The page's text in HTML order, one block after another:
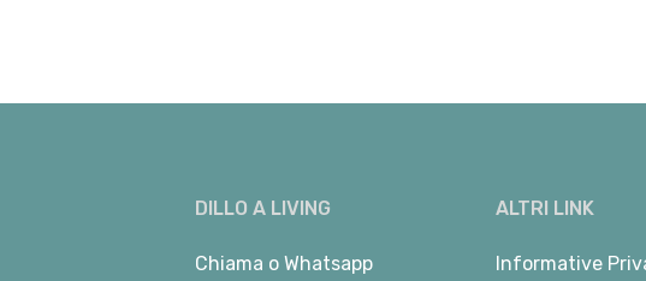
DILLO A LIVING
Chiama o Whatsapp
ALTRI LINK
Informative